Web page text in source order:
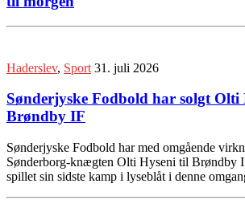
Haderslev, Sport 31. juli 2026
Sønderjyske Fodbold har solgt Olti
Brøndby IF
Sønderjyske Fodbold har med omgående
Sønderborg-knægten Olti Hyseni til Brøndby
spillet sin sidste kamp i lyseblåt i denne